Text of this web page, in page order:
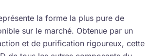
la forme la plus pure de
sur le marché. Obtenue par un
et de purification rigoureux, cette